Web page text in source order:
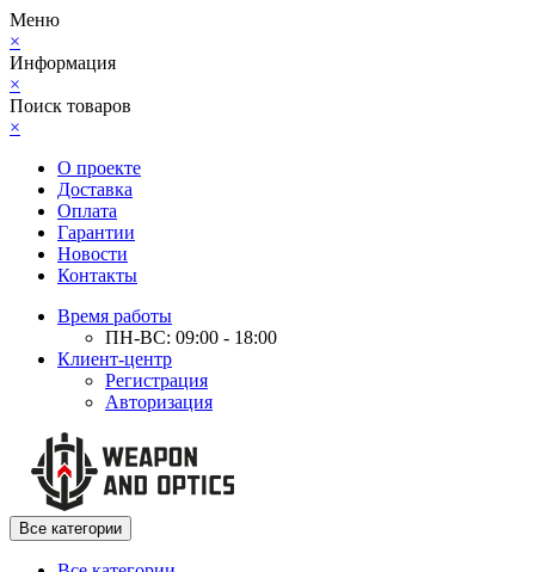
Меню
×
Информация
×
Поиск товаров
×
О проекте
Доставка
Оплата
Гарантии
Новости
Контакты
Время работы
ПН-ВС: 09:00 - 18:00
Клиент-центр
Регистрация
Авторизация
Все категории